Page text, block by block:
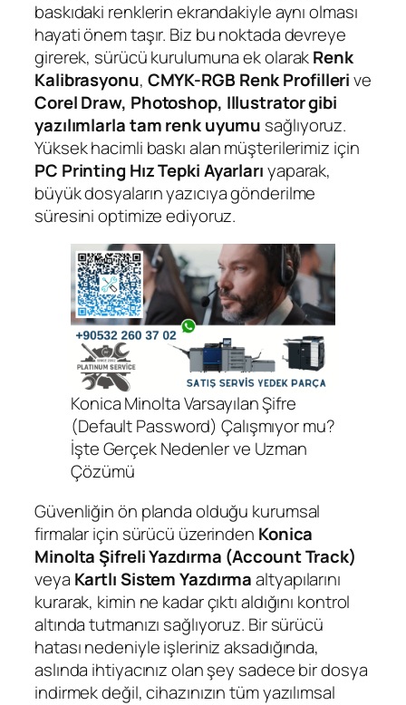
baskıdaki renklerin ekrandakiyle aynı olması
hayati önem taşır. Biz bu noktada devreye
girerek, sürücü kurulumuna ek olarakRenk
Kalibrasyonu, CMYK-RGB Renk Profillerive
Corel Draw, Photoshop, Illustrator gibi
yazılımlarla tam renk uyumu sağlıyoruz.
Yüksek hacimli baskı alan müşterilerimiz için
PC Printing Hız Tepki Ayarlarıyaparak,
büyük dosyaların yazıcıya gönderilme
süresini optimize ediyoruz.
Konica Minolta Varsayılan Şifre
(Default Password) Çalışmıyor mu?
İşte Gerçek Nedenler ve Uzman
Çözümü
Güvenliğin ön planda olduğu kurumsal
firmalar için sürücü üzerinden Konica
Minolta Şifreli Yazdırma (Account Track)
veya Kartlı Sistem Yazdırmaaltyapılarını
kurarak, kimin ne kadar çıktı aldığını kontrol
altında tutmanızı sağlıyoruz. Bir sürücü
hatası nedeniyle işleriniz aksadığında,
aslında ihtiyacınız olan şey sadece bir dosya
indirmek değil, cihazınızın tüm yazılımsal